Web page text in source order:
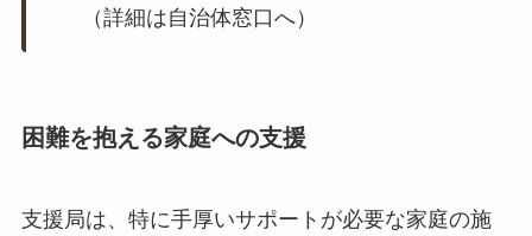
（詳細は自治体窓口へ）
困難を抱える家庭への支援
支援局は、特に手厚いサポートが必要な家庭の施